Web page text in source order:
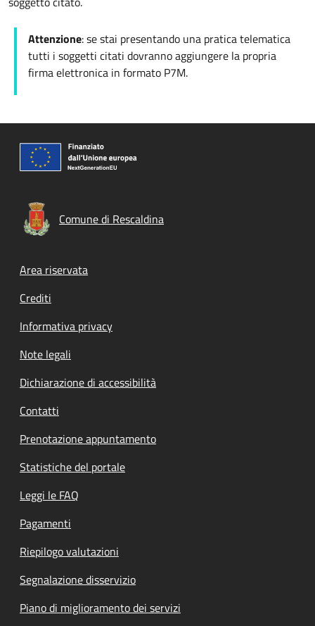
Attenzione: se stai presentando una pratica telematica
tutti i soggetti citati dovranno aggiungere la propria
firma elettronica in formato P7M.
Comune di Rescaldina
Footer menu
Area riservata
Crediti
Informativa privacy
Note legali
Dichiarazione di accessibilità
Contatti
Prenotazione appuntamento
Statistiche del portale
Leggi le FAQ
Pagamenti
Riepilogo valutazioni
Segnalazione disservizio
Piano di miglioramento dei servizi